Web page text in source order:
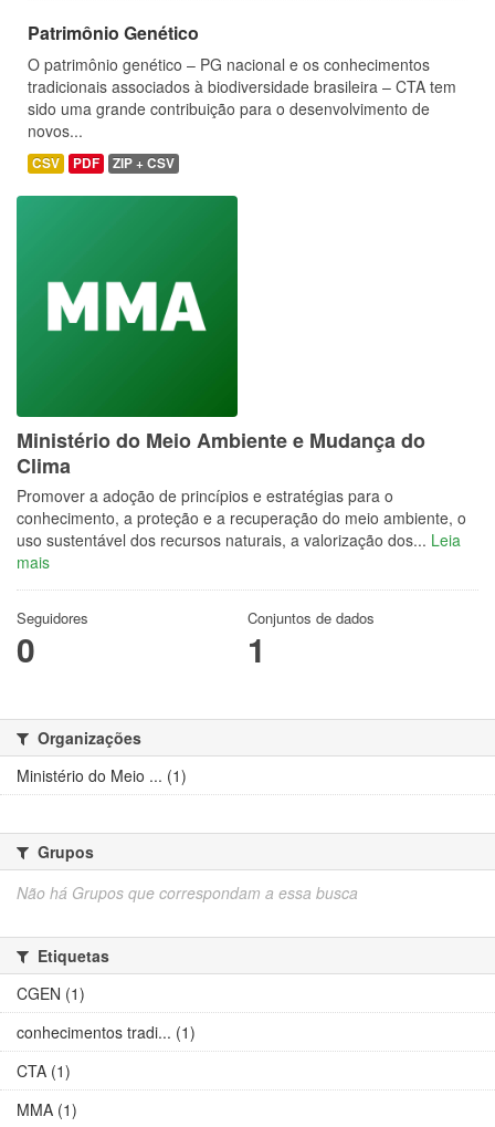
Patrimônio Genético
O patrimônio genético – PG nacional e os conhecimentos
tradicionais associados à biodiversidade brasileira – CTA tem
sido uma grande contribuição para o desenvolvimento de
novos...
CSV PDF ZIP + CSV
Ministério do Meio Ambiente e Mudança do
Clima
Promover a adoção de princípios e estratégias para o
conhecimento, a proteção e a recuperação do meio ambiente, o
uso sustentável dos recursos naturais, a valorização dos... Leia
mais
Seguidores
0
Conjuntos de dados
1
Organizações
Ministério do Meio ... (1)
Grupos
Não há Grupos que correspondam a essa busca
Etiquetas
CGEN (1)
conhecimentos tradi... (1)
CTA (1)
MMA (1)